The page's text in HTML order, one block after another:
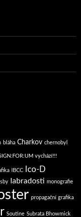
bláha Charkov chernobyl
vychází!!!
IBCC Ico-D
labradosti monografie
propagační grafika
Soutine Subrata Bhowmick